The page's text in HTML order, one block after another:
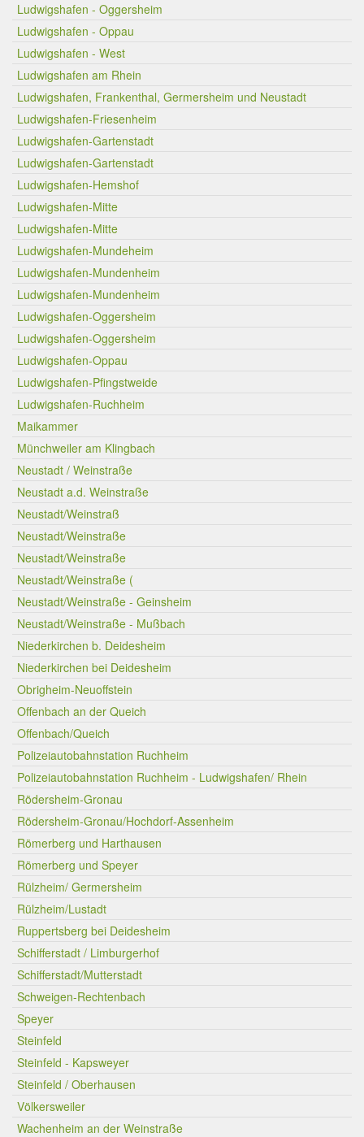
Ludwigshafen - Oggersheim
Ludwigshafen - Oppau
Ludwigshafen - West
Ludwigshafen am Rhein
Ludwigshafen, Frankenthal, Germersheim und Neustadt
Ludwigshafen-Friesenheim
Ludwigshafen-Gartenstadt
Ludwigshafen-Gartenstadt
Ludwigshafen-Hemshof
Ludwigshafen-Mitte
Ludwigshafen-Mitte
Ludwigshafen-Mundeheim
Ludwigshafen-Mundenheim
Ludwigshafen-Mundenheim
Ludwigshafen-Oggersheim
Ludwigshafen-Oggersheim
Ludwigshafen-Oppau
Ludwigshafen-Pfingstweide
Ludwigshafen-Ruchheim
Maikammer
Münchweiler am Klingbach
Neustadt / Weinstraße
Neustadt a.d. Weinstraße
Neustadt/Weinstraß
Neustadt/Weinstraße
Neustadt/Weinstraße
Neustadt/Weinstraße (
Neustadt/Weinstraße - Geinsheim
Neustadt/Weinstraße - Mußbach
Niederkirchen b. Deidesheim
Niederkirchen bei Deidesheim
Obrigheim-Neuoffstein
Offenbach an der Queich
Offenbach/Queich
Polizeiautobahnstation Ruchheim
Polizeiautobahnstation Ruchheim - Ludwigshafen/ Rhein
Rödersheim-Gronau
Rödersheim-Gronau/Hochdorf-Assenheim
Römerberg und Harthausen
Römerberg und Speyer
Rülzheim/ Germersheim
Rülzheim/Lustadt
Ruppertsberg bei Deidesheim
Schifferstadt / Limburgerhof
Schifferstadt/Mutterstadt
Schweigen-Rechtenbach
Speyer
Steinfeld
Steinfeld - Kapsweyer
Steinfeld / Oberhausen
Völkersweiler
Wachenheim an der Weinstraße